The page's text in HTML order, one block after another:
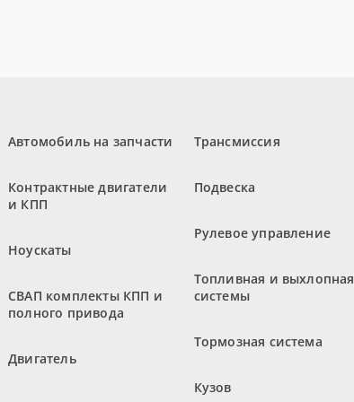
Автомобиль на запчасти
Контрактные двигатели
и КПП
Ноускаты
СВАП комплекты КПП и
полного привода
Двигатель
Трансмиссия
Подвеска
Рулевое управление
Топливная и выхлопная
системы
Тормозная система
Кузов